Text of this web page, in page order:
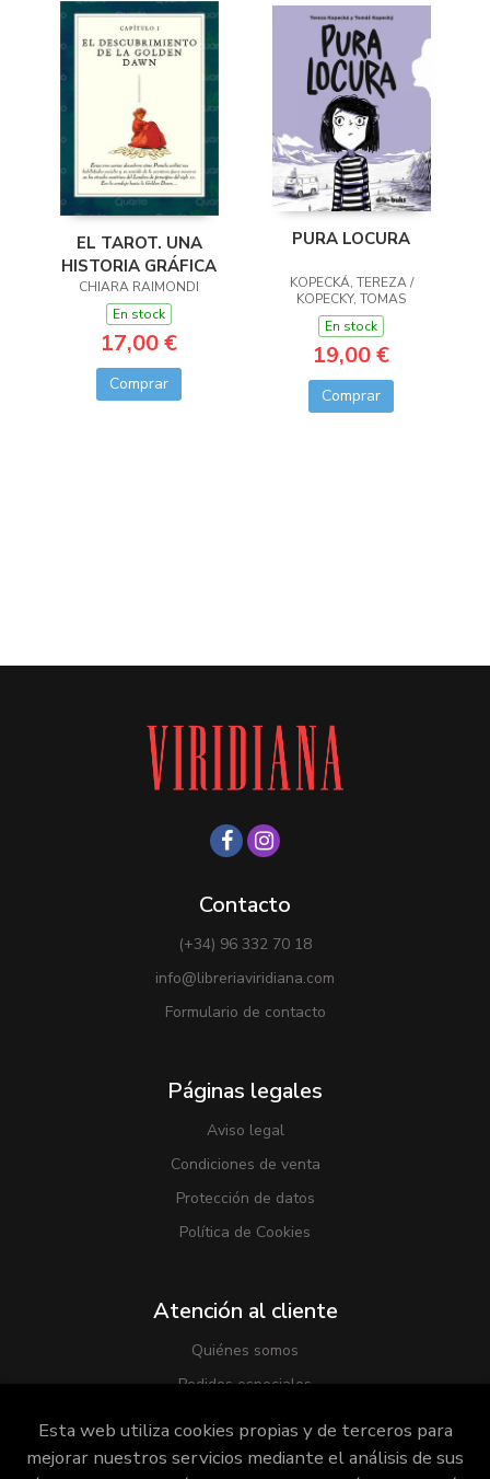
EL TAROT. UNA
HISTORIA GRÁFICA
CHIARA RAIMONDI
En stock
17,00 €
Comprar
PURA LOCURA
KOPECKÁ, TEREZA /
KOPECKY, TOMAS
En stock
19,00 €
Comprar
Contacto
(+34) 96 332 70 18
info@libreriaviridiana.com
Formulario de contacto
Páginas legales
Aviso legal
Condiciones de venta
Protección de datos
Política de Cookies
Atención al cliente
Quiénes somos
Pedidos especiales
Esta web utiliza cookies propias y de terceros para
mejorar nuestros servicios mediante el análisis de sus